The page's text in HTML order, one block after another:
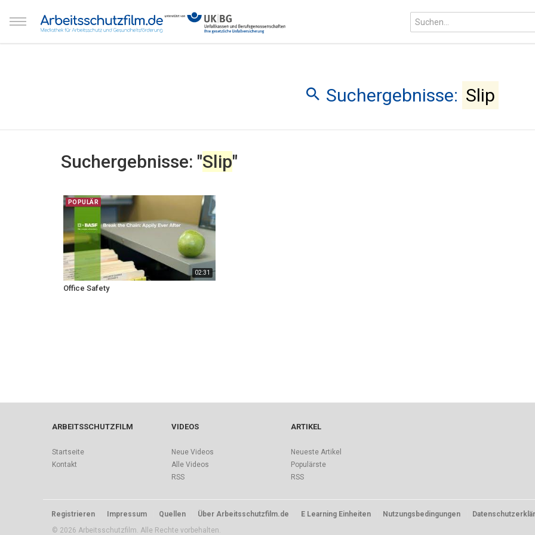
Suchergebnisse: Slip
Suchergebnisse: "Slip"
02:31
POPULÄR
Office Safety
ARBEITSSCHUTZFILM
Startseite
Kontakt
VIDEOS
Neue Videos
Alle Videos
RSS
ARTIKEL
Neueste Artikel
Populärste
RSS
Registrieren Impressum Quellen Über Arbeitsschutzfilm.de E Learning Einheiten Nutzungsbedingungen
© 2026 Arbeitsschutzfilm. Alle Rechte vorbehalten.